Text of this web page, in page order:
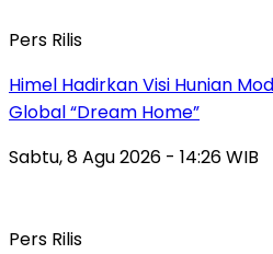
Pers Rilis
Himel Hadirkan Visi Hunian
Global “Dream Home”
Sabtu, 8 Agu 2026 - 14:26 WIB
Pers Rilis